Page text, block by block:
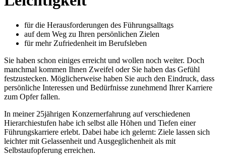
für die Herausforderungen des Führungsalltags
auf dem Weg zu Ihren persönlichen Zielen
für mehr Zufriedenheit im Berufsleben
Sie haben schon einiges erreicht und wollen noch weiter. Doch
manchmal kommen Ihnen Zweifel oder Sie haben das Gefühl
festzustecken. Möglicherweise haben Sie auch den Eindruck, dass
persönliche Interessen und Bedürfnisse zunehmend Ihrer Karriere
zum Opfer fallen.
In meiner 25jährigen Konzernerfahrung auf verschiedenen
Hierarchiestufen habe ich selbst alle Höhen und Tiefen einer
Führungskarriere erlebt. Dabei habe ich gelernt: Ziele lassen sich
leichter mit Gelassenheit und Ausgeglichenheit als mit
Selbstaufopferung erreichen.